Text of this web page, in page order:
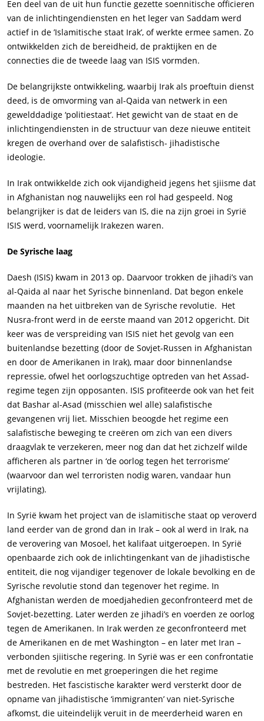
Een deel van de uit hun functie gezette soennitische officieren
van de inlichtingendiensten en het leger van Saddam werd
actief in de ’Islamitische staat Irak’, of werkte ermee samen. Zo
ontwikkelden zich de bereidheid, de praktijken en de
connecties die de tweede laag van ISIS vormden.
De belangrijkste ontwikkeling, waarbij Irak als proeftuin dienst
deed, is de omvorming van al-Qaida van netwerk in een
gewelddadige ‘politiestaat’. Het gewicht van de staat en de
inlichtingendiensten in de structuur van deze nieuwe entiteit
kregen de overhand over de salafistisch- jihadistische
ideologie.
In Irak ontwikkelde zich ook vijandigheid jegens het sjiisme dat
in Afghanistan nog nauwelijks een rol had gespeeld. Nog
belangrijker is dat de leiders van IS, die na zijn groei in Syrië
ISIS werd, voornamelijk Irakezen waren.
De Syrische laag
Daesh (ISIS) kwam in 2013 op. Daarvoor trokken de jihadi’s van
al-Qaida al naar het Syrische binnenland. Dat begon enkele
maanden na het uitbreken van de Syrische revolutie. Het
Nusra-front werd in de eerste maand van 2012 opgericht. Dit
keer was de verspreiding van ISIS niet het gevolg van een
buitenlandse bezetting (door de Sovjet-Russen in Afghanistan
en door de Amerikanen in Irak), maar door binnenlandse
repressie, ofwel het oorlogszuchtige optreden van het Assad-
regime tegen zijn opposanten. ISIS profiteerde ook van het feit
dat Bashar al-Asad (misschien wel alle) salafistische
gevangenen vrij liet. Misschien beoogde het regime een
salafistische beweging te creëren om zich van een divers
draagvlak te verzekeren, meer nog dan dat het zichzelf wilde
afficheren als partner in ‘de oorlog tegen het terrorisme’
(waarvoor dan wel terroristen nodig waren, vandaar hun
vrijlating).
In Syrië kwam het project van de islamitische staat op veroverd
land eerder van de grond dan in Irak – ook al werd in Irak, na
de verovering van Mosoel, het kalifaat uitgeroepen. In Syrië
openbaarde zich ook de inlichtingenkant van de jihadistische
entiteit, die nog vijandiger tegenover de lokale bevolking en de
Syrische revolutie stond dan tegenover het regime. In
Afghanistan werden de moedjahedien geconfronteerd met de
Sovjet-bezetting. Later werden ze jihadi’s en voerden ze oorlog
tegen de Amerikanen. In Irak werden ze geconfronteerd met
de Amerikanen en de met Washington – en later met Iran –
verbonden sjiitische regering. In Syrië was er een confrontatie
met de revolutie en met groeperingen die het regime
bestreden. Het fascistische karakter werd versterkt door de
opname van jihadistische ‘immigranten’ van niet-Syrische
afkomst, die uiteindelijk veruit in de meerderheid waren en